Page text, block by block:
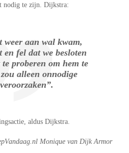
nodig te zijn. Dijkstra:
weer aan wal kwam,
en fel dat we besloten
proberen om hem te
alleen onnodige
aldus Dijkstra.
Monique van Dijk Armor